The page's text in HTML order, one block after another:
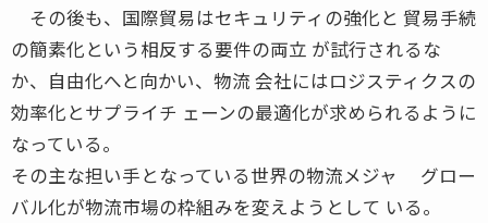
その後も、国際貿易はセキュリティの強化と 貿易手続
の簡素化という相反する要件の両立 が試行されるな
か、自由化へと向かい、物流 会社にはロジスティクスの
効率化とサプライチ ェーンの最適化が求められるように
なっている。
その主な担い手となっている世界の物流メジャ グロー
バル化が物流市場の枠組みを変えようとして いる。